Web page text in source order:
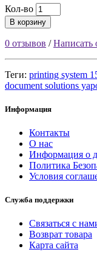
Кол-во
В корзину
0 отзывов /Написать
Теги: printing system
document solutions
Информация
Контакты
О нас
Информация о
Политика
Условия
Служба поддержки
Связаться с
Возврат товара
Карта сайта